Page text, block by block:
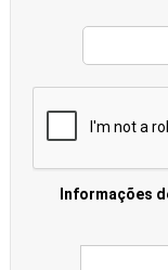
Informações